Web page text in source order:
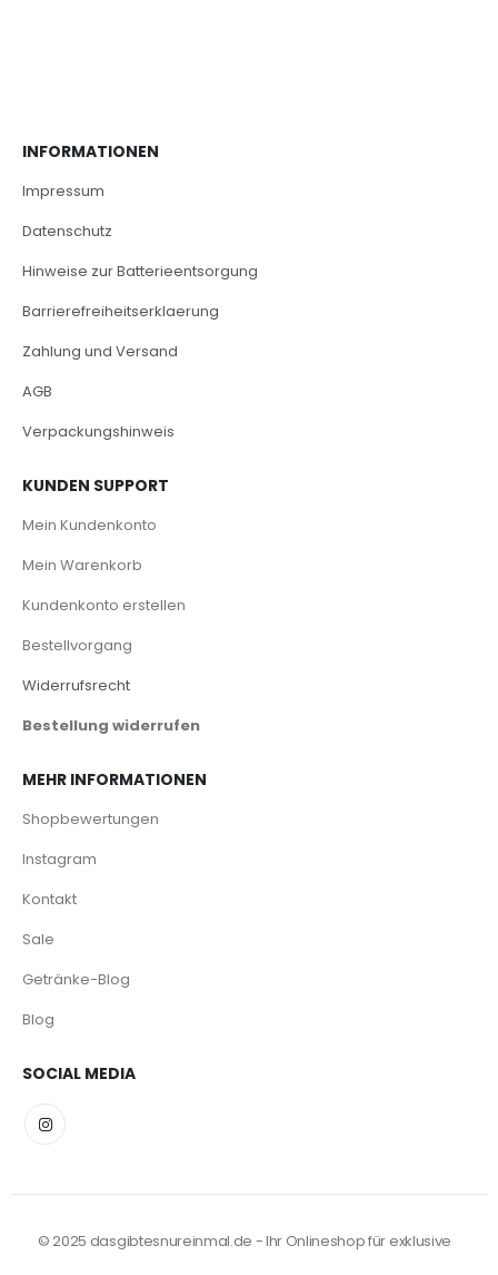
INFORMATIONEN
Impressum
Datenschutz
Hinweise zur Batterieentsorgung
Barrierefreiheitserklaerung
Zahlung und Versand
AGB
Verpackungshinweis
KUNDEN SUPPORT
Mein Kundenkonto
Mein Warenkorb
Kundenkonto erstellen
Bestellvorgang
Widerrufsrecht
Bestellung widerrufen
MEHR INFORMATIONEN
Shopbewertungen
Instagram
Kontakt
Sale
Getränke-Blog
Blog
SOCIAL MEDIA
© 2025 dasgibtesnureinmal.de - Ihr Onlineshop für exklusive